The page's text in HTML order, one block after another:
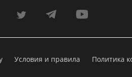
Условия и правила Политика